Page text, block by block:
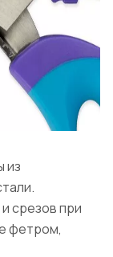
из
срезов при
фетром,